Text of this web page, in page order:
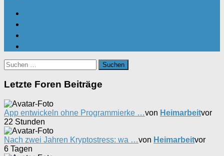
Suchen
nach:
Letzte Foren Beiträge
App entwickeln ohne Programmierke …von Heimarbeitvor
22 Stunden
Nach zwei Jahren Kryptostress: wa …von Heimarbeitvor
6 Tagen